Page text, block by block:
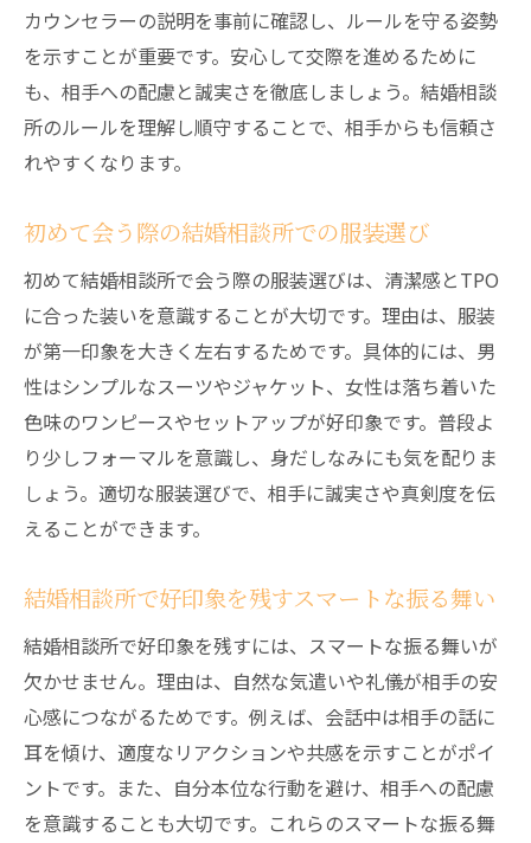
カウンセラーの説明を事前に確認し、ルールを守る姿勢
を示すことが重要です。安心して交際を進めるために
も、相手への配慮と誠実さを徹底しましょう。結婚相談
所のルールを理解し順守することで、相手からも信頼さ
れやすくなります。
初めて会う際の結婚相談所での服装選び
初めて結婚相談所で会う際の服装選びは、清潔感とTPO
に合った装いを意識することが大切です。理由は、服装
が第一印象を大きく左右するためです。具体的には、男
性はシンプルなスーツやジャケット、女性は落ち着いた
色味のワンピースやセットアップが好印象です。普段よ
り少しフォーマルを意識し、身だしなみにも気を配りま
しょう。適切な服装選びで、相手に誠実さや真剣度を伝
えることができます。
結婚相談所で好印象を残すスマートな振る舞い
結婚相談所で好印象を残すには、スマートな振る舞いが
欠かせません。理由は、自然な気遣いや礼儀が相手の安
心感につながるためです。例えば、会話中は相手の話に
耳を傾け、適度なリアクションや共感を示すことがポイ
ントです。また、自分本位な行動を避け、相手への配慮
を意識することも大切です。これらのスマートな振る舞